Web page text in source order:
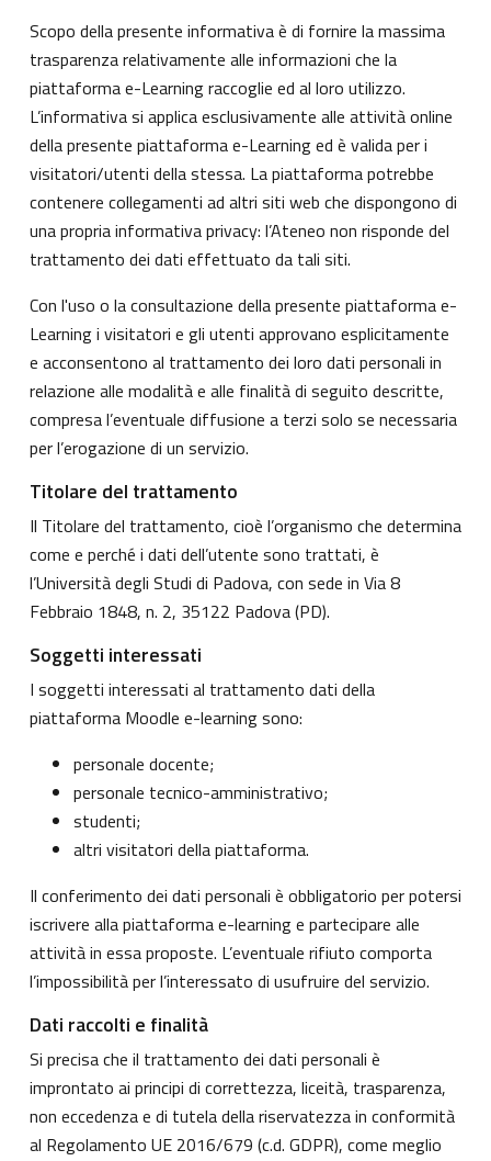
Scopo della presente informativa è di fornire la massima
trasparenza relativamente alle informazioni che la
piattaforma e-Learning raccoglie ed al loro utilizzo.
L’informativa si applica esclusivamente alle attività online
della presente piattaforma e-Learning ed è valida per i
visitatori/utenti della stessa. La piattaforma potrebbe
contenere collegamenti ad altri siti web che dispongono di
una propria informativa privacy: l’Ateneo non risponde del
trattamento dei dati effettuato da tali siti.
Con l'uso o la consultazione della presente piattaforma e-
Learning i visitatori e gli utenti approvano esplicitamente
e acconsentono al trattamento dei loro dati personali in
relazione alle modalità e alle finalità di seguito descritte,
compresa l’eventuale diffusione a terzi solo se necessaria
per l’erogazione di un servizio.
Titolare del trattamento
Il Titolare del trattamento, cioè l’organismo che determina
come e perché i dati dell’utente sono trattati, è
l’Università degli Studi di Padova, con sede in Via 8
Febbraio 1848, n. 2, 35122 Padova (PD).
Soggetti interessati
I soggetti interessati al trattamento dati della
piattaforma Moodle e-learning sono:
personale docente;
personale tecnico-amministrativo;
studenti;
altri visitatori della piattaforma.
Il conferimento dei dati personali è obbligatorio per potersi
iscrivere alla piattaforma e-learning e partecipare alle
attività in essa proposte. L’eventuale rifiuto comporta
l’impossibilità per l’interessato di usufruire del servizio.
Dati raccolti e finalità
Si precisa che il trattamento dei dati personali è
improntato ai principi di correttezza, liceità, trasparenza,
non eccedenza e di tutela della riservatezza in conformità
al Regolamento UE 2016/679 (c.d. GDPR), come meglio